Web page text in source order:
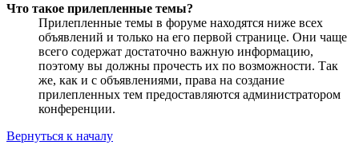
Что такое прилепленные темы?
Прилепленные темы в форуме находятся ниже всех
объявлений и только на его первой странице. Они чаще
всего содержат достаточно важную информацию,
поэтому вы должны прочесть их по возможности. Так
же, как и с объявлениями, права на создание
прилепленных тем предоставляются администратором
конференции.
Вернуться к началу